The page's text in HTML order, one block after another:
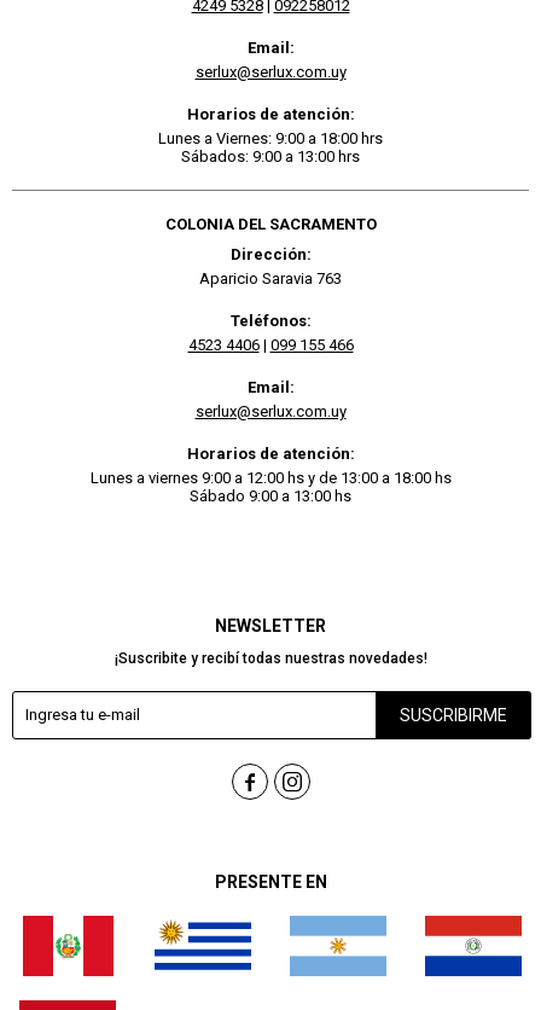
PRESENTE EN
NEWSLETTER
¡Suscribite y recibí todas nuestras novedades!
SUSCRIBIRME
 
4249 5328| 092258012
Email:
serlux@serlux.com.uy
Horarios de atención:
Lunes a Viernes: 9:00 a 18:00 hrs
Sábados: 9:00 a 13:00 hrs
COLONIA DEL SACRAMENTO
Dirección:
Aparicio Saravia 763
Teléfonos:
4523 4406| 099 155 466
Email:
serlux@serlux.com.uy
Horarios de atención:
Lunes a viernes 9:00 a 12:00 hs y de 13:00 a 18:00 hs
Sábado 9:00 a 13:00 hs